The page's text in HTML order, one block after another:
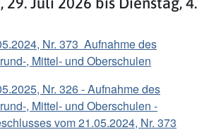
Nr. 373 Aufnahme des
, Mittel- und Oberschulen
Nr. 326 - Aufnahme des
, Mittel- und Oberschulen -
vom 21.05.2024, Nr. 373